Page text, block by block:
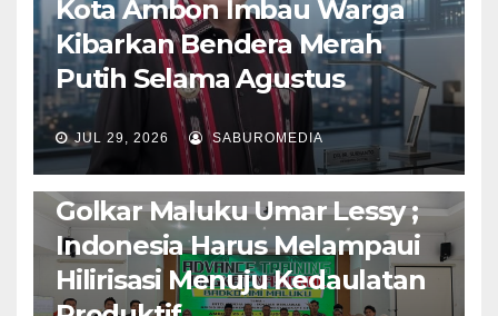
Kota Ambon Imbau Warga
Kibarkan Bendera Merah
Putih Selama Agustus
JUL 29, 2026 SABUROMEDIA
AMBON METRO JURNALISME AKTIVIS
PENDIDIKAN & OLAHRAGA THE MOLUCCAS
Isi Materi LK-III HMI, Ketua
Golkar Maluku Umar Lessy ;
Indonesia Harus Melampaui
Hilirisasi Menuju Kedaulatan